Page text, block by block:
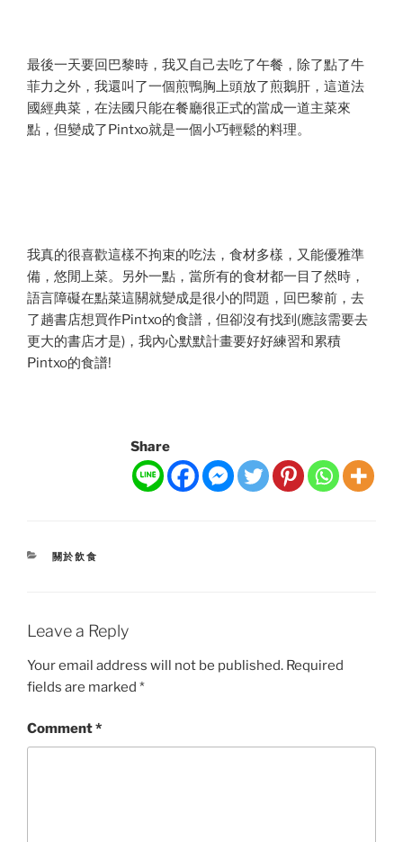
最後一天要回巴黎時，我又自己去吃了午餐，除了點了牛
菲力之外，我還叫了一個煎鴨胸上頭放了煎鵝肝，這道法
國經典菜，在法國只能在餐廳很正式的當成一道主菜來
點，但變成了Pintxo就是一個小巧輕鬆的料理。
我真的很喜歡這樣不拘束的吃法，食材多樣，又能優雅準
備，悠閒上菜。另外一點，當所有的食材都一目了然時，
語言障礙在點菜這關就變成是很小的問題，回巴黎前，去
了趟書店想買作Pintxo的食譜，但卻沒有找到(應該需要去
更大的書店才是)，我內心默默計畫要好好練習和累積
Pintxo的食譜!
Share
CATEGORIES
關於飲食
Leave a Reply
Your email address will not be published. Required
fields are marked *
Comment*